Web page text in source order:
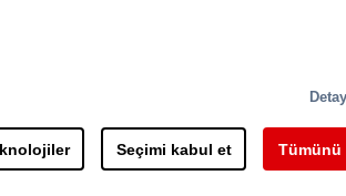
Seçimi kabul et Tümünü